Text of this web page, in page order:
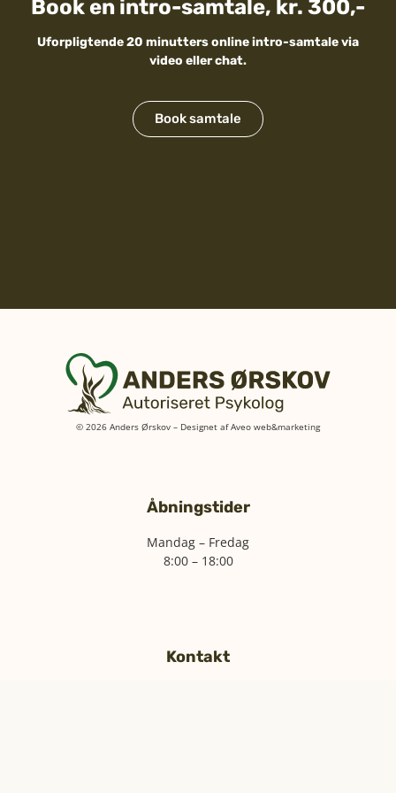
Book en intro-samtale, kr. 300,-
Uforpligtende 20 minutters online intro-samtale via
video eller chat.
Book samtale
© 2026 Anders Ørskov – Designet afAveo web&marketing
Åbningstider
Mandag – Fredag
8:00 – 18:00
Kontakt